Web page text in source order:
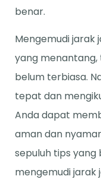
benar.
Mengemudi jarak
yang
belum terbiasa.
tepat dan
Anda dapat
aman dan
sepuluh tips yang
mengemudi jarak